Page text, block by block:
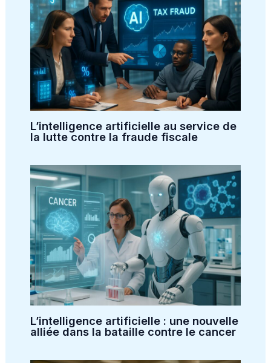
L’intelligence artificielle au service de
la lutte contre la fraude fiscale
L’intelligence artificielle : une nouvelle
alliée dans la bataille contre le cancer